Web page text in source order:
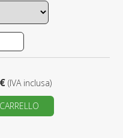
€ (IVA inclusa)